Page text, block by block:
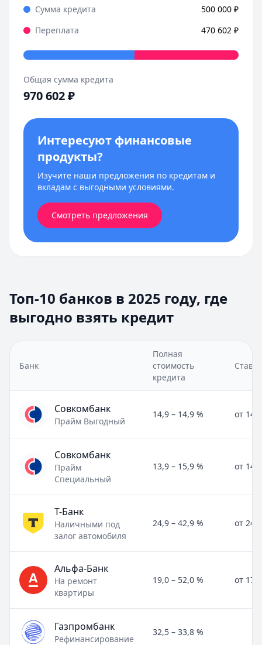
Сумма кредита 500 000 ₽
Переплата
470 602 ₽
Общая сумма кредита
970 602₽
Интересуют финансовые
продукты?
Изучите наши предложения по кредитам и
вкладам с выгодными условиями.
Смотреть предложения
Топ-10 банков в 2025 году, где
выгодно взять кредит
Банк
Полная
стоимость
кредита
Ставка
Совкомбанк
Прайм Выгодный
14,9 – 14,9 % от
Совкомбанк
Прайм
Специальный
13,9 – 15,9 % от
Т-Банк
Наличными под
залог автомобиля
24,9 – 42,9 % от
Альфа-Банк
На ремонт
квартиры
19,0 – 52,0 % от
Газпромбанк
Рефинансирование
32,5 – 33,8 %